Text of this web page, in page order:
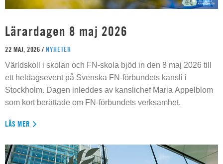
Lärardagen 8 maj 2026
22 MAJ, 2026 / NYHETER
Världskoll i skolan och FN-skola bjöd in den 8 maj 2026 till
ett heldagsevent på Svenska FN-förbundets kansli i
Stockholm. Dagen inleddes av kanslichef Maria Appelblom
som kort berättade om FN-förbundets verksamhet.
LÄS MER